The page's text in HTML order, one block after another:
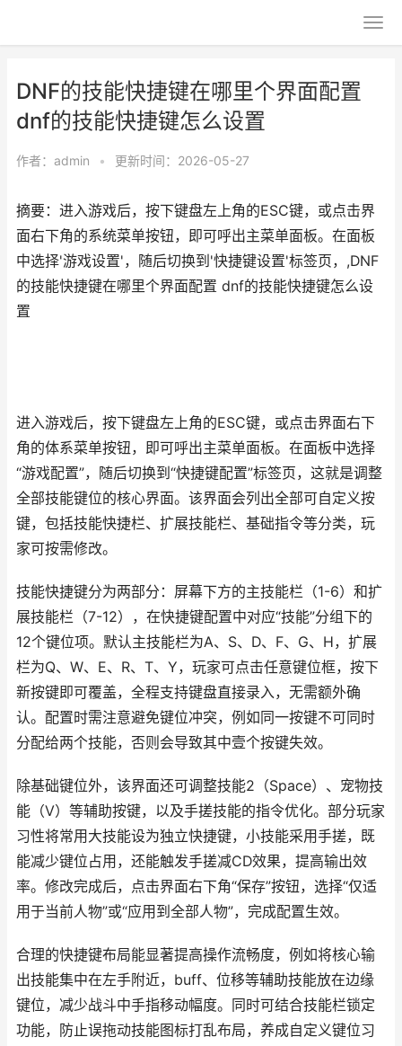
DNF的技能快捷键在哪里个界面配置
dnf的技能快捷键怎么设置
作者： admin • 更新时间：2026-05-27
摘要：进入游戏后，按下键盘左上角的ESC键，或点击界
面右下角的系统菜单按钮，即可呼出主菜单面板。在面板
中选择'游戏设置'，随后切换到'快捷键设置'标签页，,DNF
的技能快捷键在哪里个界面配置 dnf的技能快捷键怎么设
置
进入游戏后，按下键盘左上角的ESC键，或点击界面右下
角的体系菜单按钮，即可呼出主菜单面板。在面板中选择
“游戏配置”，随后切换到“快捷键配置”标签页，这就是调整
全部技能键位的核心界面。该界面会列出全部可自定义按
键，包括技能快捷栏、扩展技能栏、基础指令等分类，玩
家可按需修改。
技能快捷键分为两部分：屏幕下方的主技能栏（1-6）和扩
展技能栏（7-12），在快捷键配置中对应“技能”分组下的
12个键位项。默认主技能栏为A、S、D、F、G、H，扩展
栏为Q、W、E、R、T、Y，玩家可点击任意键位框，按下
新按键即可覆盖，全程支持键盘直接录入，无需额外确
认。配置时需注意避免键位冲突，例如同一按键不可同时
分配给两个技能，否则会导致其中壹个按键失效。
除基础键位外，该界面还可调整技能2（Space）、宠物技
能（V）等辅助按键，以及手搓技能的指令优化。部分玩家
习性将常用大技能设为独立快捷键，小技能采用手搓，既
能减少键位占用，还能触发手搓减CD效果，提高输出效
率。修改完成后，点击界面右下角“保存”按钮，选择“仅适
用于当前人物”或“应用到全部人物”，完成配置生效。
合理的快捷键布局能显著提高操作流畅度，例如将核心输
出技能集中在左手附近，buff、位移等辅助技能放在边缘
键位，减少战斗中手指移动幅度。同时可结合技能栏锁定
功能，防止误拖动技能图标打乱布局，养成自定义键位习